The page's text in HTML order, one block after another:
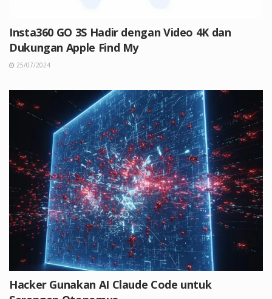
Insta360 GO 3S Hadir dengan Video 4K dan
Dukungan Apple Find My
25/07/2024
Hacker Gunakan AI Claude Code untuk